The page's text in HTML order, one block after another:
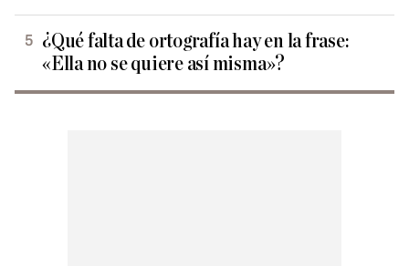
¿Qué falta de ortografía hay en la frase:
«Ella no se quiere así misma»?